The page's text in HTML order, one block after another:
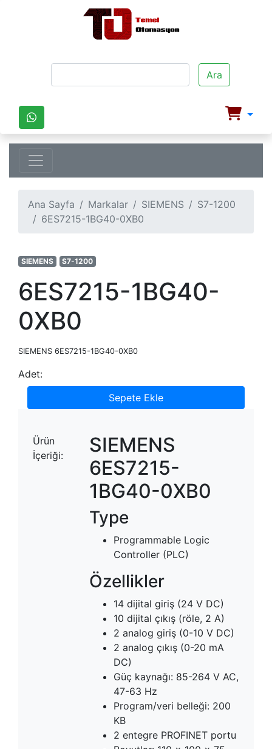
Ara
Ana Sayfa Markalar SIEMENS
S7-1200
6ES7215-1BG40-0XB0
SIEMENS S7-1200
6ES7215-1BG40-
0XB0
SIEMENS 6ES7215-1BG40-0XB0
Adet:
Sepete Ekle
Ürün
İçeriği:
SIEMENS
6ES7215-
1BG40-0XB0
Type
Programmable Logic
Controller (PLC)
Özellikler
14 dijital giriş (24 V DC)
10 dijital çıkış (röle, 2 A)
2 analog giriş (0-10 V DC)
2 analog çıkış (0-20 mA
DC)
Güç kaynağı: 85-264 V AC,
47-63 Hz
Program/veri belleği: 200
KB
2 entegre PROFINET portu